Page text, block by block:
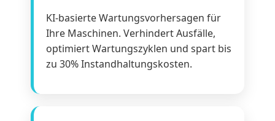
KI-basierte Wartungsvorhersagen für
Ihre Maschinen. Verhindert Ausfälle,
optimiert Wartungszyklen und spart bis
zu 30% Instandhaltungskosten.